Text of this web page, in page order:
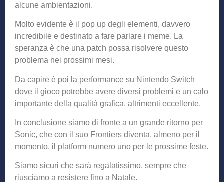
alcune ambientazioni.
Molto evidente è il pop up degli elementi, davvero
incredibile e destinato a fare parlare i meme. La
speranza è che una patch possa risolvere questo
problema nei prossimi mesi.
Da capire è poi la performance su Nintendo Switch
dove il gioco potrebbe avere diversi problemi e un calo
importante della qualità grafica, altrimenti eccellente.
In conclusione siamo di fronte a un grande ritorno per
Sonic, che con il suo Frontiers diventa, almeno per il
momento, il platform numero uno per le prossime feste.
Siamo sicuri che sarà regalatissimo, sempre che
riusciamo a resistere fino a Natale.